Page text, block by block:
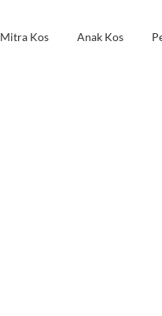
Mitra Kos Anak Kos